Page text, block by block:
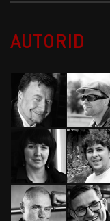
AUTORID